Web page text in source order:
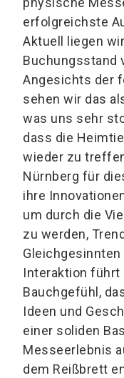
erfolgreichste
Aktuell liegen
Buchungsstand
Angesichts der
sehen wir das
was uns sehr
dass die
wieder zu
Nürnberg für
ihre
um durch die
zu werden,
Interaktion führt
Bauchgefühl,
Ideen und
einer soliden
Messeerlebnis
dem Reißbrett